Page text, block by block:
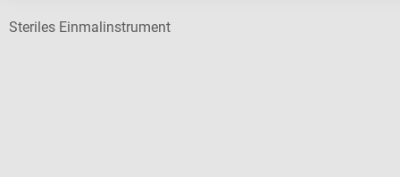
Steriles Einmalinstrument